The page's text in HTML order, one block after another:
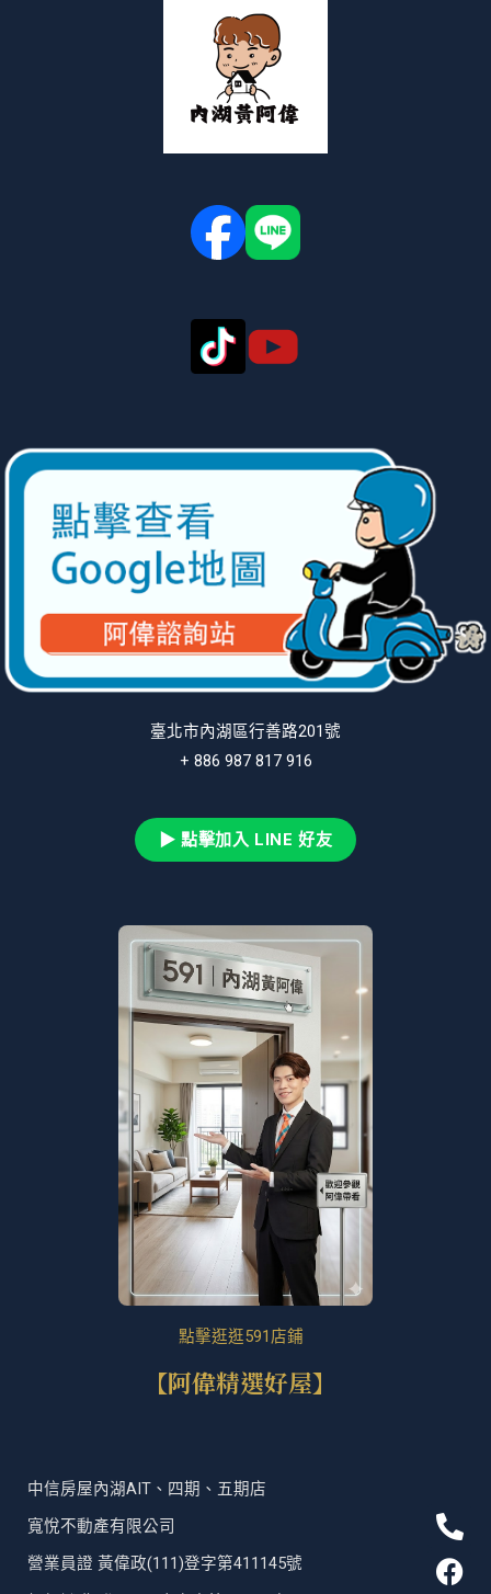
h
o
a
c
i
k
i
n
臺北市內湖區行善路201號
+ 886 987 817 916
▶ 點擊加入 LINE 好友
點擊逛逛591店鋪
【阿偉精選好屋】
中信房屋內湖AIT、四期、五期店
寬悅不動產有限公司
營業員證 黃偉政(111)登字第411145號